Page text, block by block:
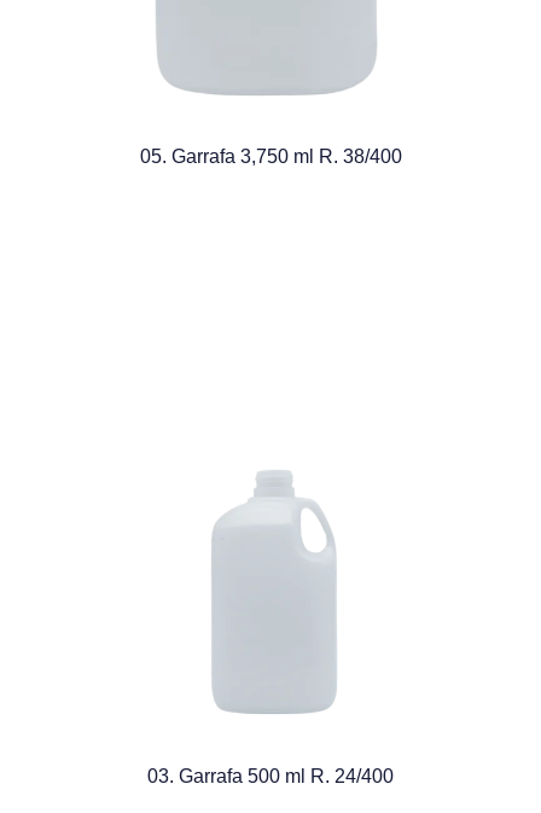
05. Garrafa 3,750 ml R. 38/400
03. Garrafa 500 ml R. 24/400